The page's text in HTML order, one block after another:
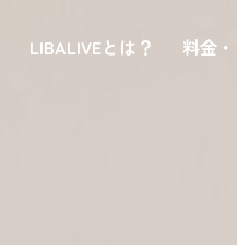
LIBALIVEとは？ 料金